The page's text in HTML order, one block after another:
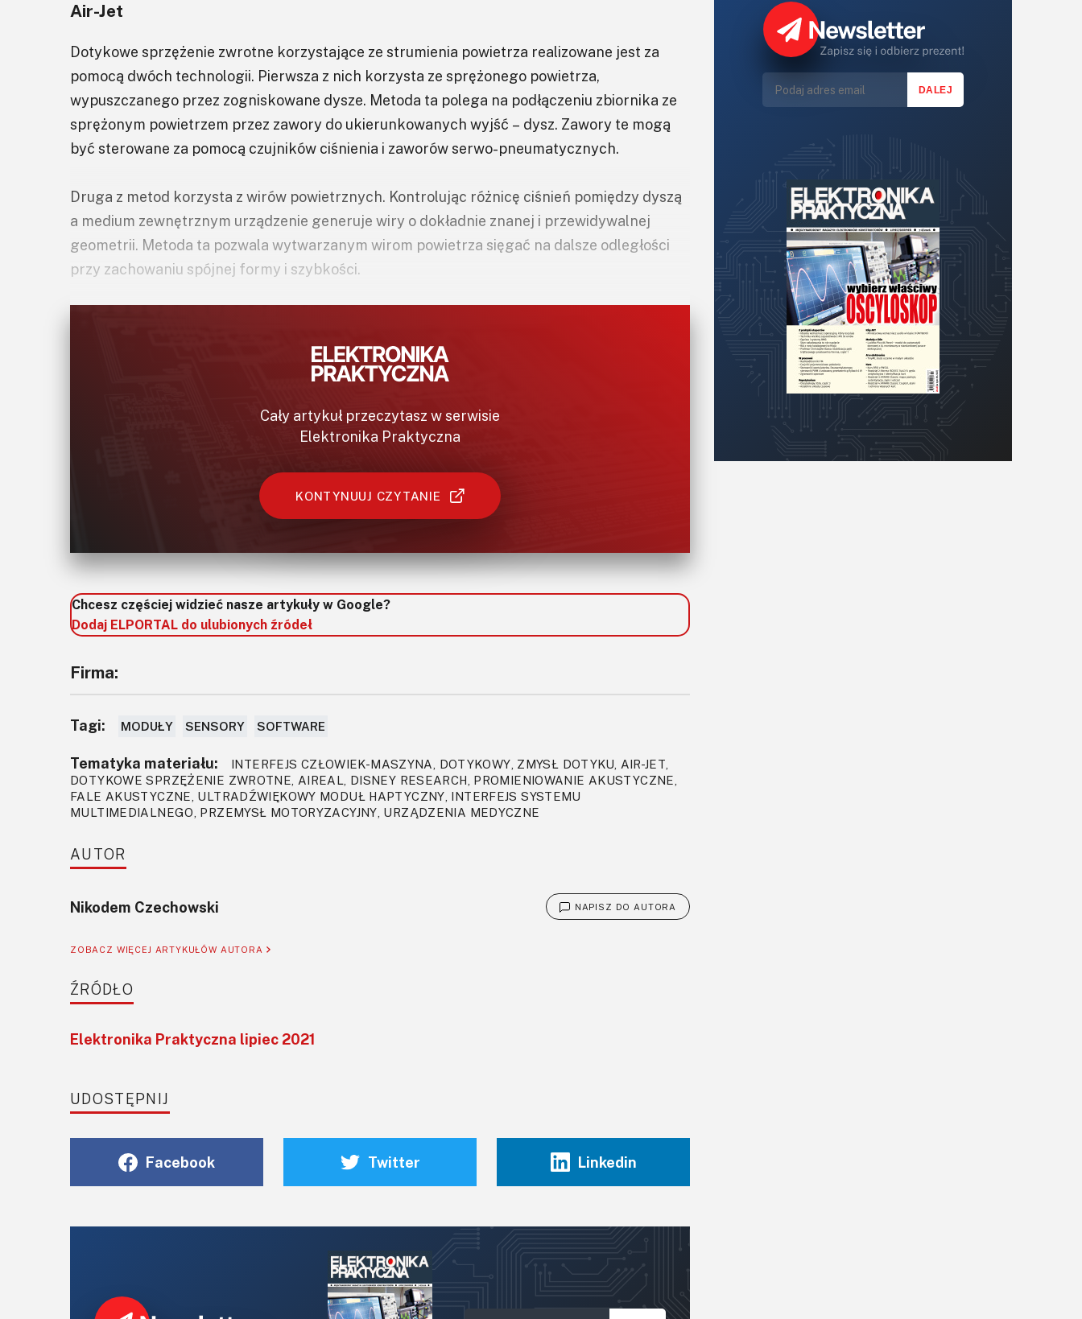
Air-Jet
Dotykowe sprzężenie zwrotne korzystające ze strumienia powietrza realizowane jest za
pomocą dwóch technologii. Pierwsza z nich korzysta ze sprężonego powietrza,
wypuszczanego przez zogniskowane dysze. Metoda ta polega na podłączeniu zbiornika ze
sprężonym powietrzem przez zawory do ukierunkowanych wyjść – dysz. Zawory te mogą
być sterowane za pomocą czujników ciśnienia i zaworów serwo-pneumatycznych.
Druga z metod korzysta z wirów powietrznych. Kontrolując różnicę ciśnień pomiędzy dyszą
a medium zewnętrznym urządzenie generuje wiry o dokładnie znanej i przewidywalnej
geometrii. Metoda ta pozwala wytwarzanym wirom powietrza sięgać na dalsze odległości
przy zachowaniu spójnej formy i szybkości.
Cały artykuł przeczytasz w serwisie
Elektronika Praktyczna
KONTYNUUJ CZYTANIE
Chcesz częściej widzieć nasze artykuły w Google?
Dodaj ELPORTAL do ulubionych źródeł
Firma:
Tagi: MODUŁY SENSORY SOFTWARE
Tematyka materiału:
INTERFEJS CZŁOWIEK-MASZYNA, DOTYKOWY, ZMYSŁ DOTYKU, AIR-JET,
DOTYKOWE SPRZĘŻENIE ZWROTNE, AIREAL, DISNEY RESEARCH, PROMIENIOWANIE AKUSTYCZNE,
FALE AKUSTYCZNE, ULTRADŹWIĘKOWY MODUŁ HAPTYCZNY, INTERFEJS SYSTEMU
MULTIMEDIALNEGO, PRZEMYSŁ MOTORYZACYJNY, URZĄDZENIA MEDYCZNE
AUTOR
Nikodem Czechowski NAPISZ DO AUTORA
ZOBACZ WIĘCEJ ARTYKUŁÓW AUTORA
ŹRÓDŁO
Elektronika Praktyczna lipiec 2021
UDOSTĘPNIJ
Facebook Twitter Linkedin
Software
Sterowanie
Transformatory
Tranzystory